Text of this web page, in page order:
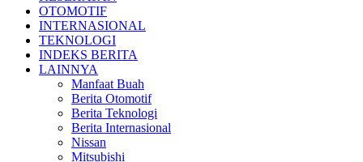
OTOMOTIF
INTERNASIONAL
TEKNOLOGI
INDEKS BERITA
LAINNYA
Manfaat Buah
Berita Otomotif
Berita Teknologi
Berita Internasional
Nissan
Mitsubishi